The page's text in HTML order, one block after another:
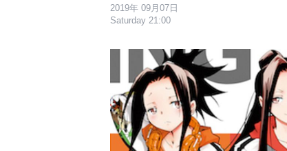
2019年 09月07日
Saturday 21:00